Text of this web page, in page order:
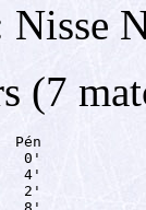
(7
Pén
0'
4'
2'